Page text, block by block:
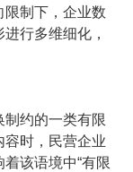
限制下，企业数
行多维细化，
制约的一类有限
容时，民营企业
该语境中“有限